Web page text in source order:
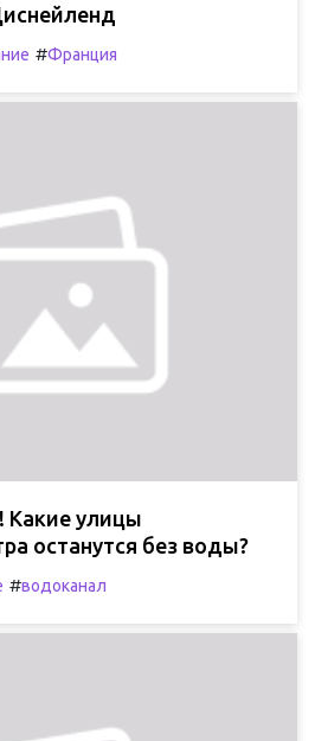
#Франция
Какие улицы
останутся без воды?
#водоканал